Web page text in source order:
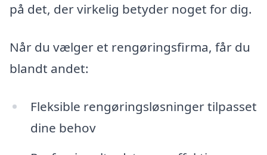
på det, der virkelig betyder noget for dig.
Når du vælger et rengøringsfirma, får du
blandt andet:
Fleksible rengøringsløsninger tilpasset
dine behov